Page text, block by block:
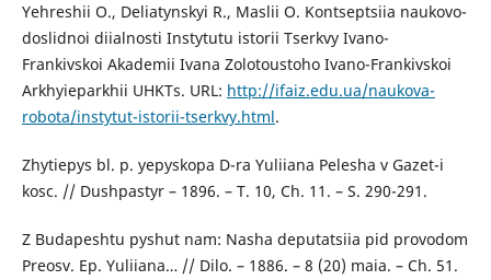
Yehreshii O., Deliatynskyi R., Maslii O. Kontseptsiia naukovo-
doslidnoi diialnosti Instytutu istorii Tserkvy Ivano-
Frankivskoi Akademii Ivana Zolotoustoho Ivano-Frankivskoi
Arkhyieparkhii UHKTs. URL: http://ifaiz.edu.ua/naukova-
robota/instytut-istorii-tserkvy.html.
Zhytiepys bl. p. yepyskopa D-ra Yuliiana Pelesha v Gazet-i
kosc. // Dushpastyr – 1896. – T. 10, Ch. 11. – S. 290-291.
Z Budapeshtu pyshut nam: Nasha deputatsiia pid provodom
Preosv. Ep. Yuliiana… // Dilo. – 1886. – 8 (20) maia. – Ch. 51.